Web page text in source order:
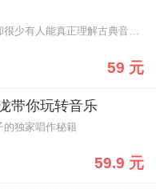
古典音乐人人知，却很少有人能真正理解古典音乐，这是一门古典音乐的启蒙课程，带你走进音乐大师的访谈间，通过展现莫扎特、贝多芬、舒伯特、肖邦四位音乐家的成长历程，让孩子们在了解人物生平的同时，由浅入深了解音乐小知识、欣赏经典音乐曲目，拓宽自己的艺术视野，提高对音乐的鉴赏能力，与音乐进行一场深度对谈。
59 元
带你玩转音乐
的独家唱作秘籍
59.9 元